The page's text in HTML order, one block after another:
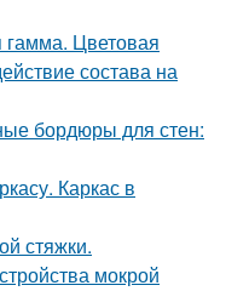
гамма. Цветовая
состава на
бордюры для стен:
Каркас в
стяжки.
мокрой